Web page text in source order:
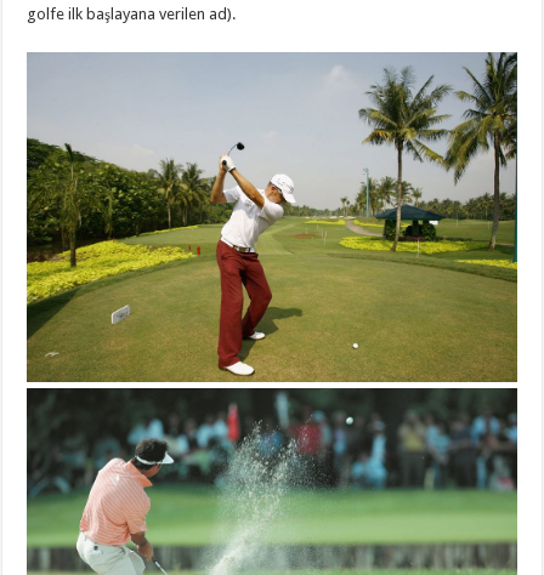
golfe ilk başlayana verilen ad).